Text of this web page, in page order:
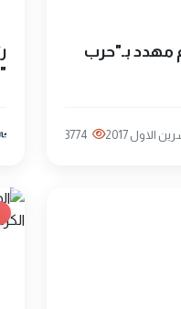
مهدد بـ"حرب
3774